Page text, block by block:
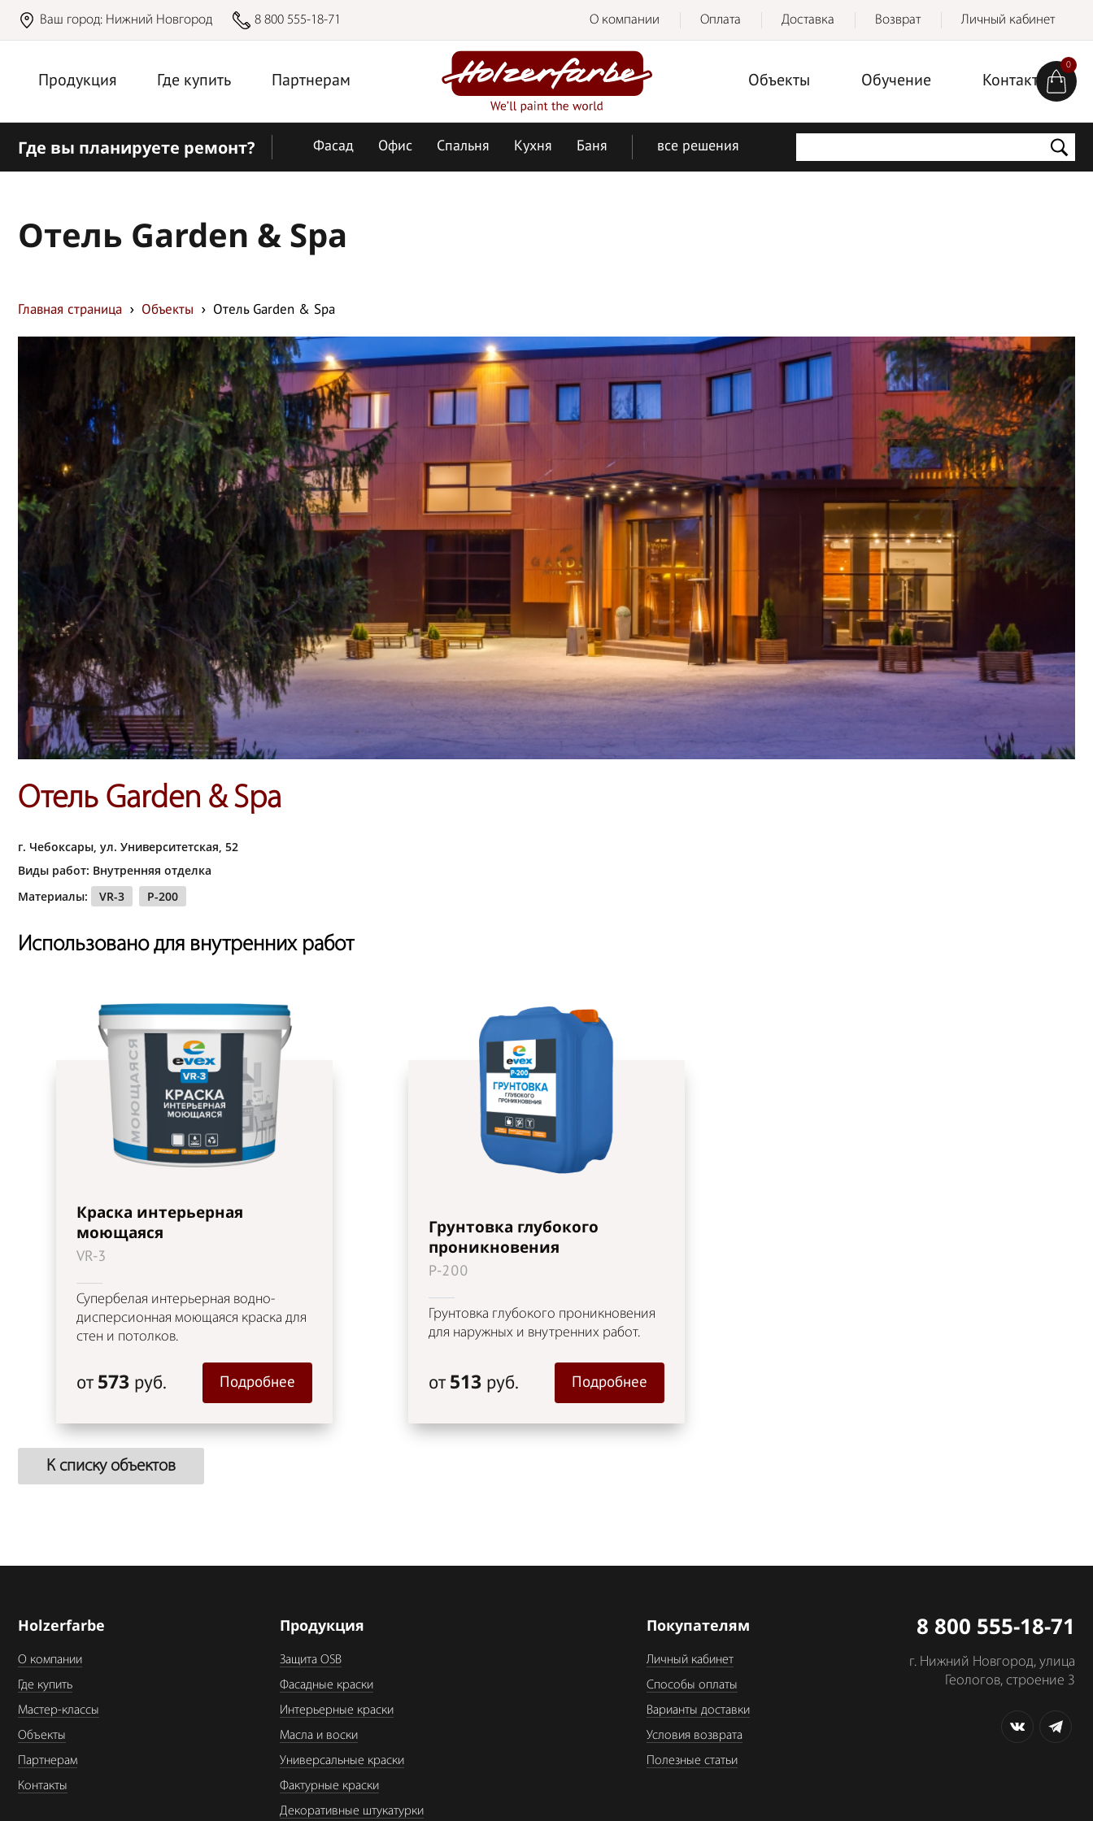
Ваш город: Нижний Новгород 8 800 555-18-71 О компании Оплата Доставка Возврат Личный кабинет
Продукция Где купить Партнерам Объекты Обучение Контакты
Где вы планируете ремонт? Фасад Офис Спальня Кухня Баня все решения
Отель Garden & Spa
Главная страница Объекты Отель Garden & Spa
Отель Garden & Spa
г. Чебоксары, ул. Университетская, 52
Виды работ: Внутренняя отделка
Материалы:
VR-3 P-200
Использовано для внутренних работ
Краска интерьерная
моющаяся
VR-3
Супербелая интерьерная водно-
дисперсионная моющаяся краска для
стен и потолков.
от 573 руб. Подробнее
Грунтовка глубокого
проникновения
P-200
Грунтовка глубокого проникновения
для наружных и внутренних работ.
от 513 руб. Подробнее
К списку объектов
Holzerfarbe
О компании
Где купить
Мастер-классы
Объекты
Партнерам
Контакты
Продукция
Защита OSB
Фасадные краски
Интерьерные краски
Масла и воски
Универсальные краски
Фактурные краски
Декоративные штукатурки
Покупателям
Личный кабинет
Способы оплаты
Варианты доставки
Условия возврата
Полезные статьи
8 800 555-18-71
г. Нижний Новгород, улица
Геологов, строение 3
0